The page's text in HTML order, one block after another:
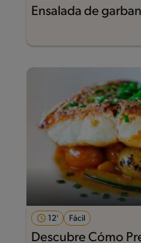
Ensalada de
12' Fácil
Descubre Cómo